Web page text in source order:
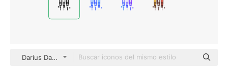
Darius Dan Lineal